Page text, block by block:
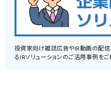
投資家向け雑誌広告やIR動画の配信
るIRソリューションのご活用事例をご